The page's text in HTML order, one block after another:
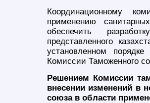
Координационному
применению
обеспечить
представленного
установленном
Комиссии Таможенного
Решением Комиссии
внесении изменений в
союза в области